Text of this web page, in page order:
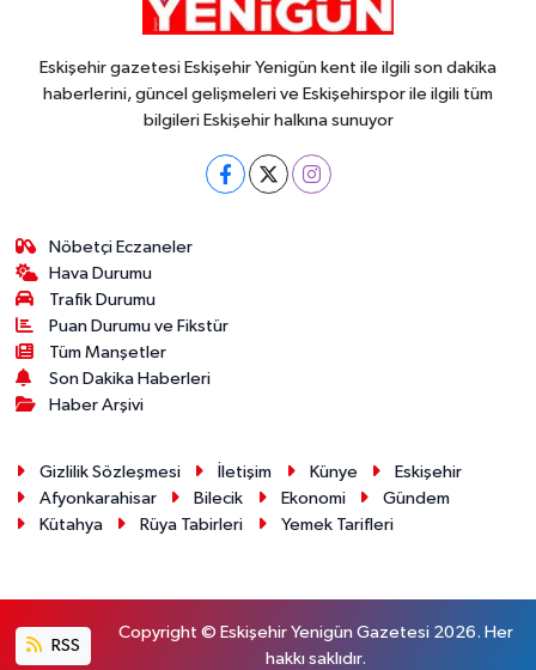
Eskişehir gazetesi Eskişehir Yenigün kent ile ilgili son dakika
haberlerini, güncel gelişmeleri ve Eskişehirspor ile ilgili tüm
bilgileri Eskişehir halkına sunuyor
Nöbetçi Eczaneler
Hava Durumu
Trafik Durumu
Puan Durumu ve Fikstür
Tüm Manşetler
Son Dakika Haberleri
Haber Arşivi
Gizlilik Sözleşmesi İletişim Künye
Eskişehir
Afyonkarahisar
Bilecik Ekonomi
Gündem
Kütahya
Rüya Tabirleri Yemek Tarifleri
RSS
Copyright © Eskişehir Yenigün Gazetesi 2026. Her
hakkı saklıdır.